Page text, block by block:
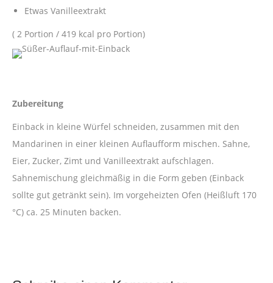
Etwas Vanilleextrakt
( 2 Portion / 419 kcal pro Portion)
Zubereitung
Einback in kleine Würfel schneiden, zusammen mit den
Mandarinen in einer kleinen Auflaufform mischen. Sahne,
Eier, Zucker, Zimt und Vanilleextrakt aufschlagen.
Sahnemischung gleichmäßig in die Form geben (Einback
sollte gut getränkt sein). Im vorgeheizten Ofen (Heißluft 170
°C) ca. 25 Minuten backen.